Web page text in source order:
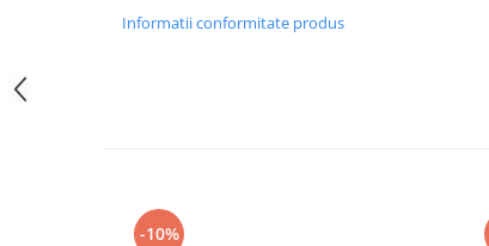
Informatii conformitate produs
-10%